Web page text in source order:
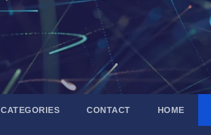
CATEGORIES CONTACT HOME